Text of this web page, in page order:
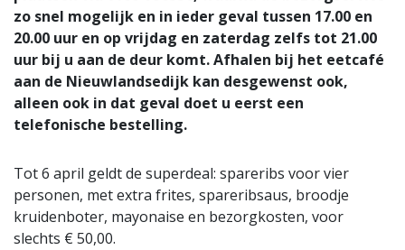
zo snel mogelijk en in ieder geval tussen 17.00 en
20.00 uur en op vrijdag en zaterdag zelfs tot 21.00
uur bij u aan de deur komt. Afhalen bij het eetcafé
aan de Nieuwlandsedijk kan desgewenst ook,
alleen ook in dat geval doet u eerst een
telefonische bestelling.
Tot 6 april geldt de superdeal: spareribs voor vier
personen, met extra frites, spareribsaus, broodje
kruidenboter, mayonaise en bezorgkosten, voor
slechts € 50,00.